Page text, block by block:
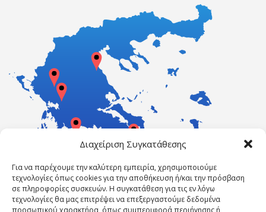
Διαχείριση Συγκατάθεσης
Για να παρέχουμε την καλύτερη εμπειρία, χρησιμοποιούμε
τεχνολογίες όπως cookies για την αποθήκευση ή/και την πρόσβαση
σε πληροφορίες συσκευών. Η συγκατάθεση για τις εν λόγω
τεχνολογίες θα μας επιτρέψει να επεξεργαστούμε δεδομένα
προσωπικού χαρακτήρα, όπως συμπεριφορά περιήγησης ή